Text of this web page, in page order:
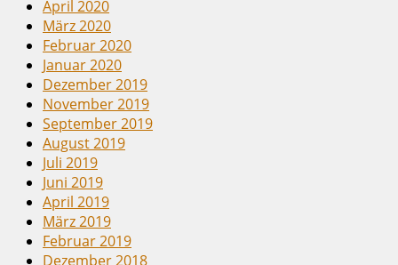
April 2020
März 2020
Februar 2020
Januar 2020
Dezember 2019
November 2019
September 2019
August 2019
Juli 2019
Juni 2019
April 2019
März 2019
Februar 2019
Dezember 2018